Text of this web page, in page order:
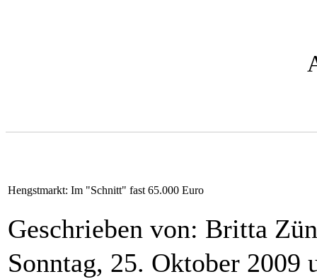
Hengstmarkt: Im "Schnitt" fast 65.000 Euro
Geschrieben von: Britta
Sonntag, 25. Oktober 2009